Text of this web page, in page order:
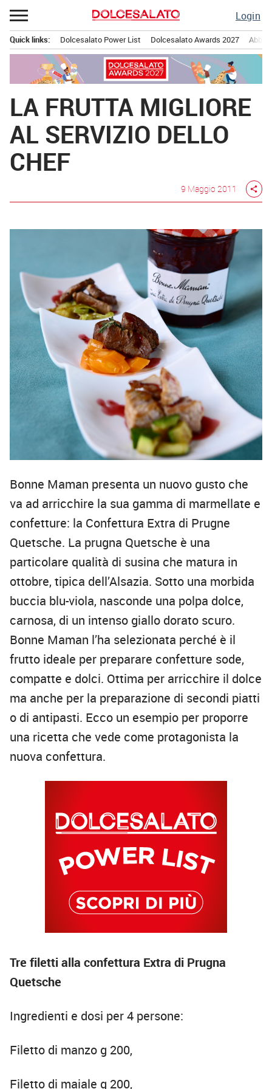
Passa
al
contenuto
Login
principale
Quick links: Dolcesalato Power List Dolcesalato Awards 2027
LA FRUTTA MIGLIORE
AL SERVIZIO DELLO
CHEF
9 Maggio 2011 share
Bonne Maman presenta un nuovo gusto che
va ad arricchire la sua gamma di marmellate e
confetture: la Confettura Extra di Prugne
Quetsche. La prugna Quetsche è una
particolare qualità di susina che matura in
ottobre, tipica dell’Alsazia. Sotto una morbida
buccia blu-viola, nasconde una polpa dolce,
carnosa, di un intenso giallo dorato scuro.
Bonne Maman l’ha selezionata perché è il
frutto ideale per preparare confetture sode,
compatte e dolci. Ottima per arricchire il dolce
ma anche per la preparazione di secondi piatti
o di antipasti. Ecco un esempio per proporre
una ricetta che vede come protagonista la
nuova confettura.
Tre filetti alla confettura Extra di Prugna
Quetsche
Ingredienti e dosi per 4 persone:
Filetto di manzo g 200,
Filetto di maiale g 200,